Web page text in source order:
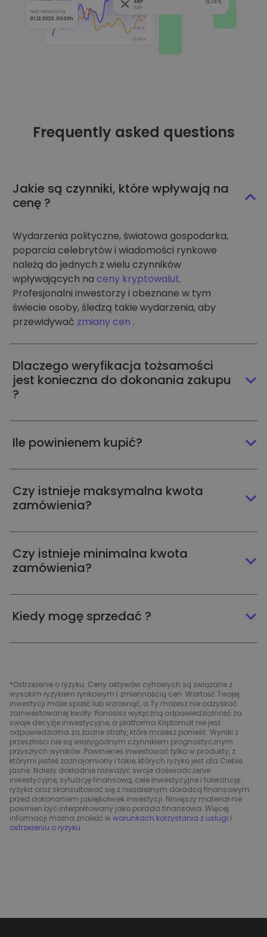
Frequently asked questions
Jakie są czynniki, które wpływają na
cenę ?
Wydarzenia polityczne, światowa gospodarka,
poparcia celebrytów i wiadomości rynkowe
należą do jednych z wielu czynników
wpływających na ceny kryptowalut.
Profesjonalni inwestorzy i obeznane w tym
świecie osoby, śledzą takie wydarzenia, aby
przewidywać zmiany cen .
Dlaczego weryfikacja tożsamości
jest konieczna do dokonania zakupu
?
Ile powinienem kupić?
Czy istnieje maksymalna kwota
zamówienia?
Czy istnieje minimalna kwota
zamówienia?
Kiedy mogę sprzedać ?
*Ostrzeżenie o ryzyku: Ceny aktywów cyfrowych są związane z
wysokim ryzykiem rynkowym i zmiennością cen. Wartość Twojej
inwestycji może spaść lub wzrosnąć, a Ty możesz nie odzyskać
zainwestowanej kwoty. Ponosisz wyłączną odpowiedzialność za
swoje decyzje inwestycyjne, a platforma Kriptomat nie jest
odpowiedzialna za żadne straty, które możesz ponieść. Wyniki z
przeszłości nie są wiarygodnym czynnikiem prognostycznym
przyszłych wyników. Powinieneś inwestować tylko w produkty, z
którymi jesteś zaznajomiony i takie, których ryzyko jest dla Ciebie
jasne. Należy dokładnie rozważyć swoje doświadczenie
inwestycyjne, sytuację finansową, cele inwestycyjne i tolerancję
ryzyka oraz skonsultować się z niezależnym doradcą finansowym
przed dokonaniem jakiejkolwiek inwestycji. Niniejszy materiał nie
powinien być interpretowany jako porada finansowa. Więcej
informacji można znaleźć wwarunkach korzystania z usługi i
ostrzeżeniu o ryzyku.